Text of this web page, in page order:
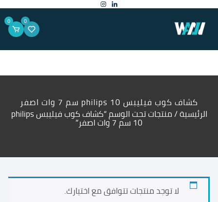
إلى
المحتوى 0
0
كشاف كوب فيليبس philips 10 سم 7 وات اصفر
الرئيسية / منتجات تحت الوسم “كشاف كوب فيليبس philips
10 سم 7 وات اصفر”
لا توجد منتجات تتوافق مع اختيارك.